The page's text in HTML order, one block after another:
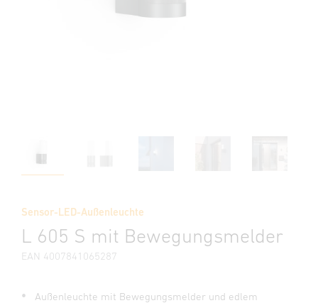
Sensor-LED-Außenleuchte
L 605 S mit Bewegungsmelder
EAN 4007841065287
Außenleuchte mit Bewegungsmelder und edlem